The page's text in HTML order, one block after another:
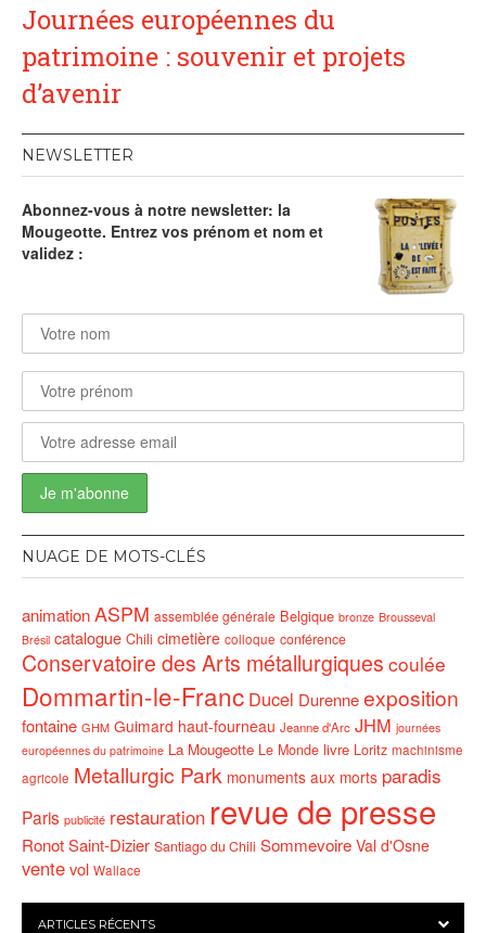
Journées européennes du
patrimoine : souvenir et projets
d’avenir
NEWSLETTER
Abonnez-vous à notre newsletter: la
Mougeotte. Entrez vos prénom et nom et
validez :
NUAGE DE MOTS-CLÉS
animationASPM assemblée générale Belgique bronze Brousseval
Brésil catalogue Chili cimetière colloque conférence
Conservatoire des Arts métallurgiques coulée
Dommartin-le-Franc Ducel Durenneexposition
fontaine GHM Guimard haut-fourneau Jeanne d'Arc JHM journées
européennes du patrimoine La Mougeotte Le Monde livre Loritz machinisme
agricole Metallurgic Park monuments aux morts paradis
Paris publicité restauration revue de presse
RonotSaint-Dizier Santiago du Chili Sommevoire Val d'Osne
ventevol Wallace
ARTICLES RÉCENTS